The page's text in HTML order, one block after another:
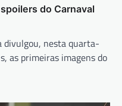
do Carnaval
divulgou, nesta quarta-
as primeiras imagens do